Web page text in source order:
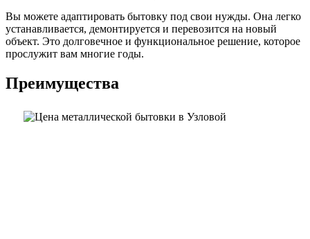
Вы можете адаптировать бытовку под свои нужды. Она легко
устанавливается, демонтируется и перевозится на новый
объект. Это долговечное и функциональное решение, которое
прослужит вам многие годы.
Преимущества